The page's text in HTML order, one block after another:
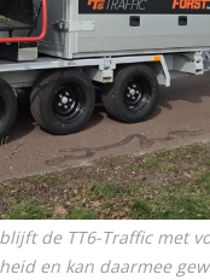
de TT6-Traffic met
en kan daarmee